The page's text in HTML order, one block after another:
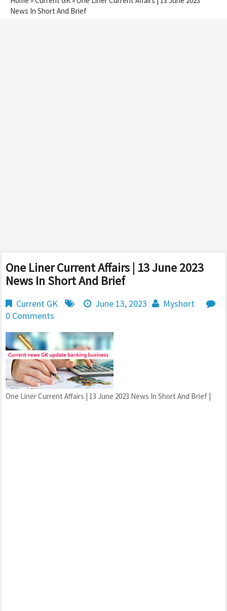
News In Short And Brief
One Liner Current Affairs | 13 June 2023
News In Short And Brief
Current GK June 13, 2023
Myshort
0 Comments
One Liner Current Affairs | 13 June 2023 News In Short And Brief |